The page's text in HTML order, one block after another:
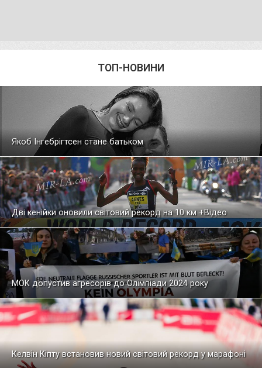
ТОП-НОВИНИ
Якоб Інгебрігтсен стане батьком
Дві кенійки оновили світовий рекорд на 10 км +Відео
МОК допустив агресорів до Олімпіади 2024 року
Келвін Кіпту встановив новий світовий рекорд у марафоні